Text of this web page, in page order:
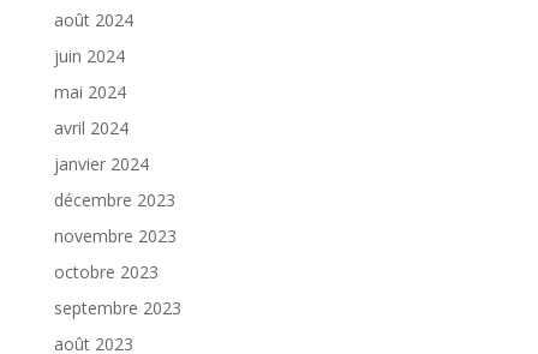
août 2024
juin 2024
mai 2024
avril 2024
janvier 2024
décembre 2023
novembre 2023
octobre 2023
septembre 2023
août 2023